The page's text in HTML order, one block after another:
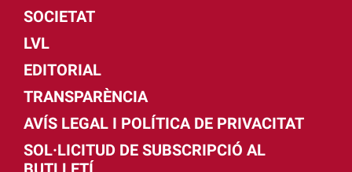
SOCIETAT
LVL
EDITORIAL
TRANSPARÈNCIA
AVÍS LEGAL I POLÍTICA DE PRIVACITAT
SOL·LICITUD DE SUBSCRIPCIÓ AL